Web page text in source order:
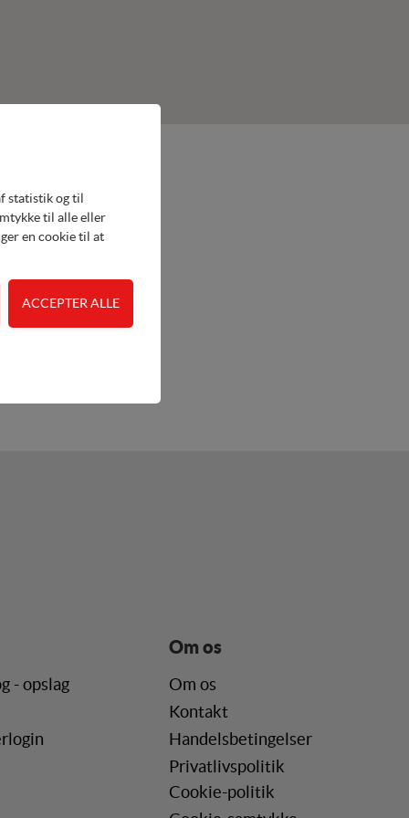
- opslag
Om os
Om os
Kontakt
Handelsbetingelser
Privatlivspolitik
Cookie-politik
statistik og til
til alle eller
en cookie til at
samt
- dvs.
og